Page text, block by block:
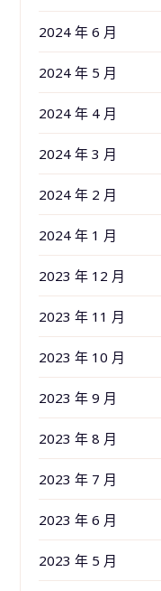
2024 年 6 月
2024 年 5 月
2024 年 4 月
2024 年 3 月
2024 年 2 月
2024 年 1 月
2023 年 12 月
2023 年 11 月
2023 年 10 月
2023 年 9 月
2023 年 8 月
2023 年 7 月
2023 年 6 月
2023 年 5 月